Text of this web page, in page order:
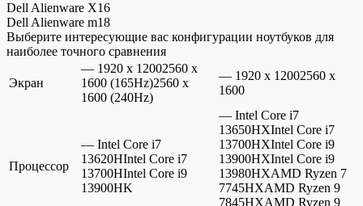
Dell Alienware X16
Dell Alienware m18
Выберите интересующие вас конфигурации ноутбуков для
наиболее точного сравнения
Экран
— 1920 x 12002560 x
1600 (165Hz)2560 x
1600 (240Hz)
— 1920 x 12002560 x
1600
Процессор
— Intel Core i7
13620HIntel Core i7
13700HIntel Core i9
13900HK
— Intel Core i7
13650HXIntel Core i7
13700HXIntel Core i9
13900HXIntel Core i9
13980HXAMD Ryzen 7
7745HXAMD Ryzen 9
7845HXAMD Ryzen 9